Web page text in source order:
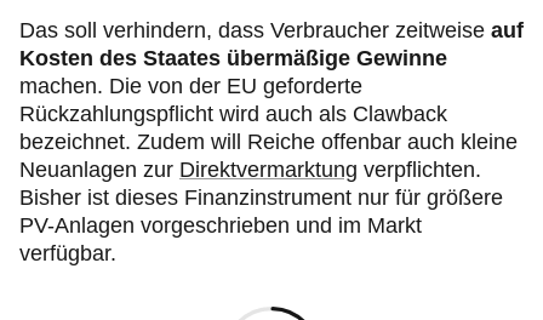
Das soll verhindern, dass Verbraucher zeitweise auf
Kosten des Staates übermäßige Gewinne
machen. Die von der EU geforderte
Rückzahlungspflicht wird auch als Clawback
bezeichnet. Zudem will Reiche offenbar auch kleine
Neuanlagen zur Direktvermarktung verpflichten.
Bisher ist dieses Finanzinstrument nur für größere
PV-Anlagen vorgeschrieben und im Markt
verfügbar.